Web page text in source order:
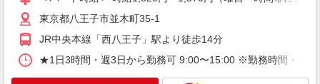
曜＋100円 ★日・祝＋100円 ※アルバイトさんの
時給や募集内容はお問い合わせください
東京都八王子市並木町35-1
キープ 詳細を見る
アルバイト パート
東京都八王子市並木町35-1
JR中央本線「西八王子」駅より徒歩14分
★1日3時間・週3日から勤務可 9:00〜15:00 ※勤務時間・日